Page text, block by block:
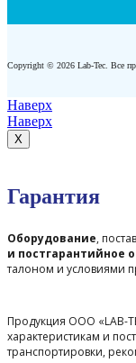
Copyright © 2026 Lab-Tec. Все
Наверх
Наверх
X
Гарантия
Оборудование,
и постгарантийное
талоном и условиями
Продукция ООО «LAB-
характеристикам и
транспортировки,